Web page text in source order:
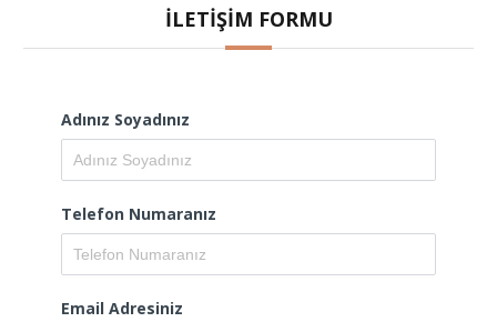
İLETIŞIM FORMU
Adınız Soyadınız
Telefon Numaranız
Email Adresiniz